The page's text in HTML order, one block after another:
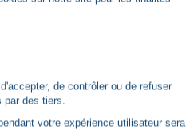
de contrôler ou de refuser
par des tiers.
votre expérience utilisateur sera